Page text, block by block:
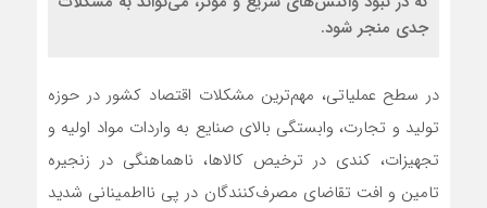
جدی منجر شود.
در سطح عملیاتی، مهم‌ترین مشکلات اقتصاد کشور در حوزه
تولید و تجارت، وابستگی بالای صنایع به واردات مواد اولیه و
تجهیزات، کندی در ترخیص کالاها، ناهماهنگی در زنجیره
تامین و افت تقاضای مصرف‌کنندگان در پی نااطمینانی شدید